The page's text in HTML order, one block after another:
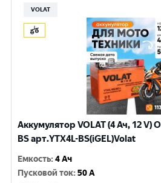
VOLAT
Аккумулятор VOLAT (4 Ач, 12 V)
BS арт.YTX4L-BS(iGEL)Volat
Емкость:4 Ач
Пусковой ток:50 A